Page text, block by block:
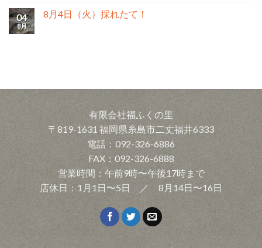
04
8月
8月4日（火）採れたて！
有限会社福ふくの里
〒819-1631 福岡県糸島市二丈福井6333
電話：092-326-6886
FAX：092-326-6888
営業時間：午前9時〜午後17時まで
店休日：1月1日〜5日 ／ 8月14日〜16日